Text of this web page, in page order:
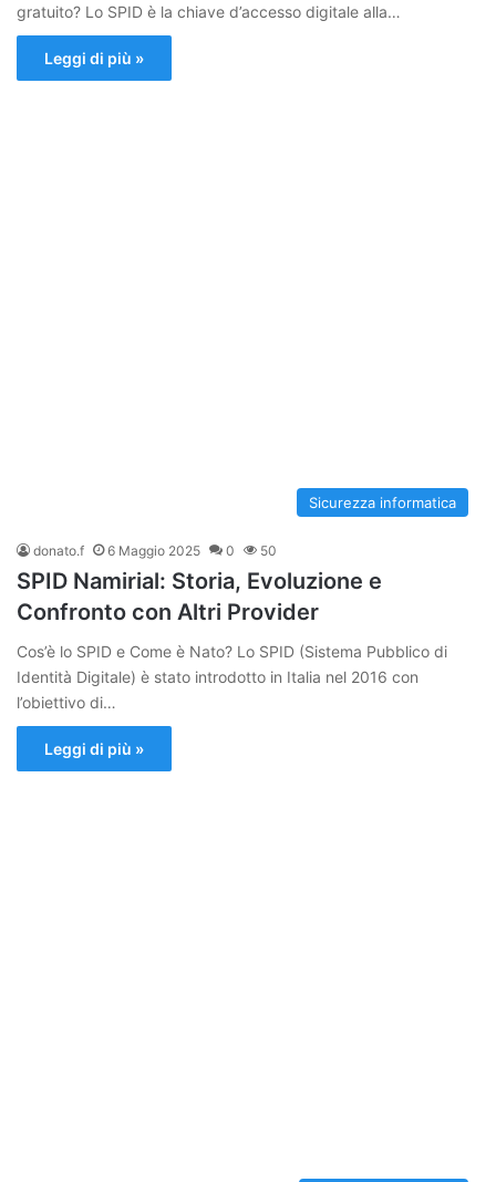
gratuito? Lo SPID è la chiave d’accesso digitale alla…
Leggi di più »
Sicurezza informatica
donato.f 6 Maggio 2025 0 50
SPID Namirial: Storia, Evoluzione e
Confronto con Altri Provider
Cos’è lo SPID e Come è Nato? Lo SPID (Sistema Pubblico di
Identità Digitale) è stato introdotto in Italia nel 2016 con
l’obiettivo di…
Leggi di più »